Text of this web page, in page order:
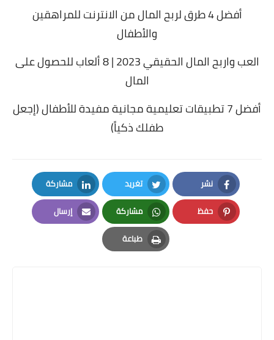
أفضل 4 طرق لربح المال من الانترنت للمراهقين
والأطفال
العب واربح المال الحقيقي 2023 | 8 ألعاب للحصول على
المال
أفضل 7 تطبيقات تعليمية مجانية مفيدة للأطفال (إجعل
طفلك ذكياً)
نشر
Facebook
تغريد
Twitter
مشاركة
LinkedIn
حفظ
Pinterest
مشاركة
Whatsapp
إرسال
Email
طباعة
Print